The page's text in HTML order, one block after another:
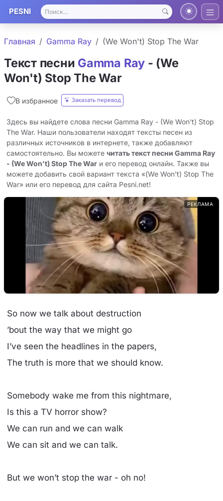
PESNI
Главная Gamma Ray (We Won't) Stop The War
Текст песни Gamma Ray - (We
Won't) Stop The War
В избранное Заказать перевод
Здесь вы найдете слова песни Gamma Ray - (We Won't) Stop
The War. Наши пользователи находят тексты песен из
различных источников в интернете, также добавляют
самостоятельно. Вы можете читать текст песни Gamma Ray
- (We Won't) Stop The War и его перевод онлайн. Также вы
можете добавить свой вариант текста «(We Won't) Stop The
War» или его перевод для сайта Pesni.net!
РЕКЛАМА
So now we talk about destruction
’bout the way that we might go
I’ve seen the headlines in the papers,
The truth is more that we should know.
Somebody wake me from this nightmare,
Is this a TV horror show?
We can run and we can walk
We can sit and we can talk.
But we won’t stop the war - oh no!